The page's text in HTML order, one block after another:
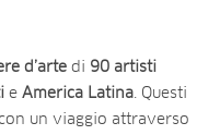
d’arte di 90 artisti
e America Latina. Questi
un viaggio attraverso